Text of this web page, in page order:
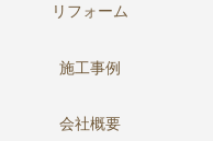
リフォーム
施工事例
会社概要